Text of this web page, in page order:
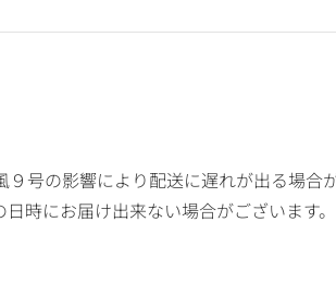
号の影響により配送に遅れが出る場合
時にお届け出来ない場合がございます